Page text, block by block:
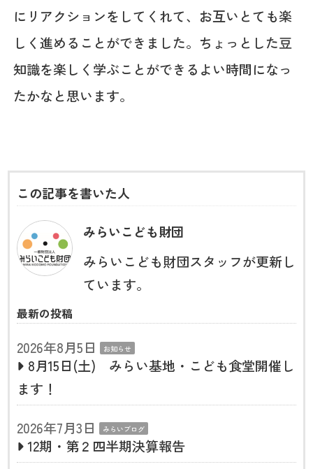
にリアクションをしてくれて、お互いとても楽
しく進めることができました。ちょっとした豆
知識を楽しく学ぶことができるよい時間になっ
たかなと思います。
この記事を書いた人
みらいこども財団
みらいこども財団スタッフが更新し
ています。
最新の投稿
2026年8月5日 お知らせ
8月15日(土) みらい基地・こども食堂開催し
ます！
2026年7月3日
みらいブログ
12期・第２四半期決算報告